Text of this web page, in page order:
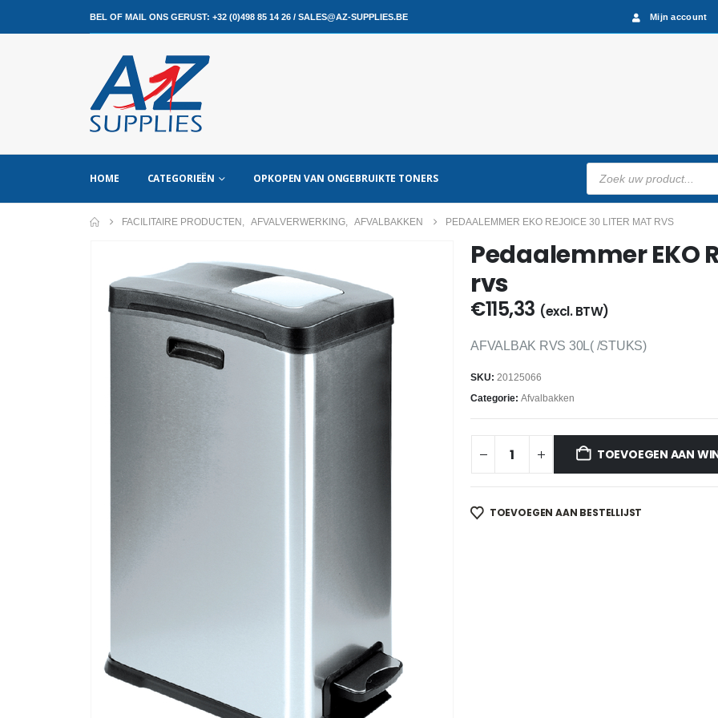
BEL OF MAIL ONS GERUST: +32 (0)498 85 14 26 / SALES@AZ-SUPPLIES.BE Mijn account
HOME CATEGORIEËN OPKOPEN VAN ONGEBRUIKTE TONERS
Producten
zoeken
FACILITAIRE PRODUCTEN , AFVALVERWERKING, AFVALBAKKEN PEDAALEMMER EKO REJOICE 30 LITER MAT RVS
Pedaalemmer EKO
rvs
€115,33 (excl. BTW)
AFVALBAK RVS 30L( /STUKS)
SKU: 20125066
Categorie: Afvalbakken
TOEVOEGEN AAN
TOEVOEGEN AAN BESTELLIJST